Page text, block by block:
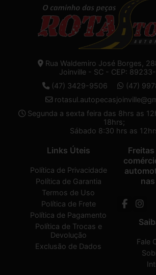
Rua Waldemiro José Borges,
Joinville - SC - CEP:
(47) 3429-9506
(47)
Segunda a sexta feira das 8hrs as
18hrs;
Sábado 8:30 hrs as
Links Úteis
Política de Privacidade
Política de Garantia
Termos de Uso
Política de Frete
Política de Pagamento
Política de Trocas e
Devolução
Exclusão de Dados
Fale